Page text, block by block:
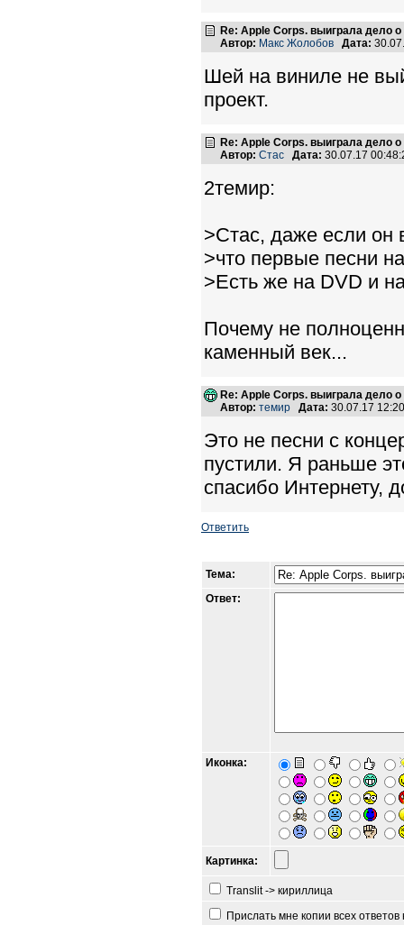
Re: Apple Corps. выиграла дело
Автор: Макс Жолобов Дата:
Шей на виниле не
проект.
Re: Apple Corps. выиграла дело
Автор: Стас Дата: 30.07.17
2темир:
>Стас, даже если он
>что первые песни
>Есть же на DVD и
Почему не
каменный век...
Re: Apple Corps. выиграла дело
Автор: темир Дата: 30.07.17
Это не песни с
пустили. Я раньше
спасибо Интернету,
Ответить
Тема:
Ответ:
Иконка:
Картинка:
Translit -> кириллица
Прислать мне копии всех